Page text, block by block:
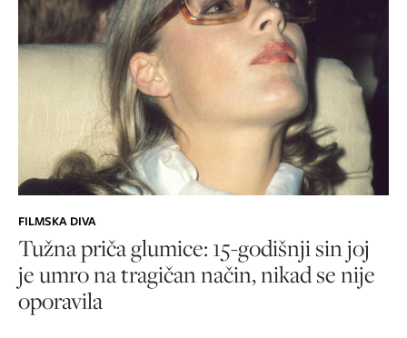
FILMSKA DIVA
Tužna priča glumice: 15-godišnji sin joj
je umro na tragičan način, nikad se nije
oporavila